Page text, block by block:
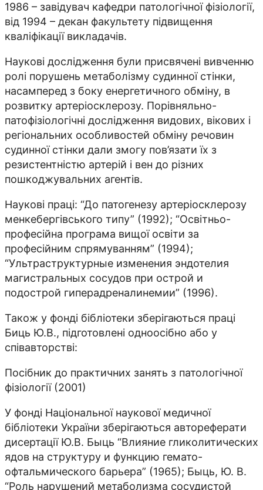
1986 – завідувач кафедри патологічної фізіології,
від 1994 – декан факультету підвищення
кваліфікації викладачів.
Наукові дослідження були присвячені вивченню
ролі порушень метаболізму судинної стінки,
насамперед з боку енергетичного обміну, в
розвитку артеріосклерозу. Порівняльно-
патофізіологічні дослідження видових, вікових і
регіональних особливостей обміну речовин
судинної стінки дали змогу пов’язати їх з
резистентністю артерій і вен до різних
пошкоджувальних агентів.
Наукові праці: “До патогенезу артеріосклерозу
менкебергівського типу” (1992); “Освітньо-
професійна програма вищої освіти за
професійним спрямуванням” (1994);
“Ультраструктурные изменения эндотелия
магистральных сосудов при острой и
подострой гиперадреналинемии” (1996).
Також у фонді бібліотеки зберігаються праці
Биць Ю.В., підготовлені одноосібно або у
співавторстві:
Посібник до практичних занять з патологічної
фізіології (2001)
У фонді Національної наукової медичної
бібліотеки України зберігаються автореферати
дисертації Ю.В. Быць “Влияние гликолитических
ядов на структуру и функцию гемато-
офтальмического барьера” (1965); Быць, Ю. В.
“Роль нарушений метаболизма сосудистой